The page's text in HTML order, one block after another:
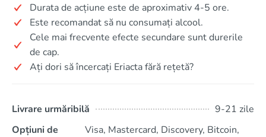
Durata de acțiune este de aproximativ 4-5 ore.
Este recomandat să nu consumați alcool.
Cele mai frecvente efecte secundare sunt durerile
de cap.
Ați dori să încercați Eriacta fără rețetă?
Livrare urmăribilă
9-21 zile
Opțiuni de
Visa, Mastercard, Discovery, Bitcoin,